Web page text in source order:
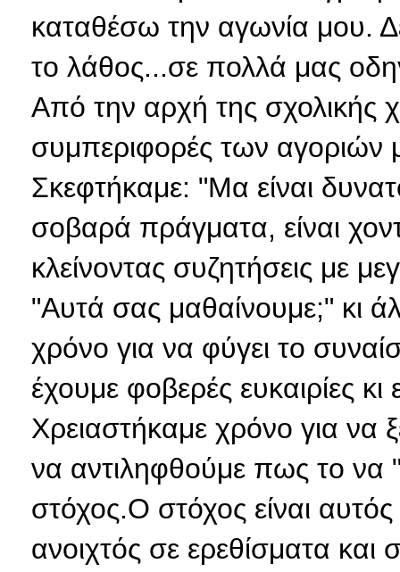
καταθέσω την αγωνία μου.
το λάθος...σε πολλά μας
Από την αρχή της σχολικής
συμπεριφορές των αγοριών
Σκεφτήκαμε: "Μα είναι
σοβαρά πράγματα, είναι
κλείνοντας συζητήσεις με
"Αυτά σας μαθαίνουμε;" κι
χρόνο για να φύγει το
έχουμε φοβερές ευκαιρίες
Χρειαστήκαμε χρόνο για να
να αντιληφθούμε πως το να
στόχος.Ο στόχος είναι
ανοιχτός σε ερεθίσματα